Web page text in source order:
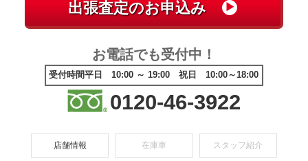
お電話でも受付中！
受付時間平日 10:00 ～ 19:00 祝日 10:00～18:00
0120-46-3922
店舗情報 在庫車 スタッフ紹介